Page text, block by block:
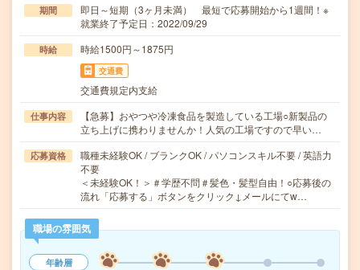
期間
即日～短期（3ヶ月未満） 最短で応募開始から1週間！※
就業終了予定日：2022/09/29
時給 時給1500円～1875円
交通費
交通費規定内支給
仕事内容
【急募】おやつや冷凍食品を製造している工場○新製品の
立ち上げに携わりませんか！人気の工場ですので早い…
応募資格
職種未経験OK / ブランクOK / パソコンスキル不要 / 英語力
不要
＜未経験OK！＞＃学歴不問＃髪色・髪型自由！○応募後の
流れ「応募する」ボタンをクリック↓メールにてw…
職場の雰囲気
年齢層